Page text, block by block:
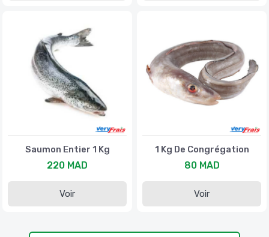
Saumon Entier 1 Kg
220 MAD
Voir
1 Kg De Congrégation
80 MAD
Voir